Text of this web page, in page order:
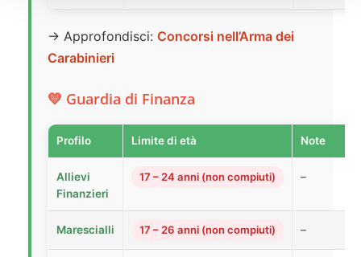
→ Approfondisci: Concorsi nell’Arma dei
Carabinieri
💛 Guardia di Finanza
Profilo Limite di età Note
Allievi
Finanzieri
17 – 24 anni (non compiuti) –
Marescialli 17 – 26 anni (non compiuti) –